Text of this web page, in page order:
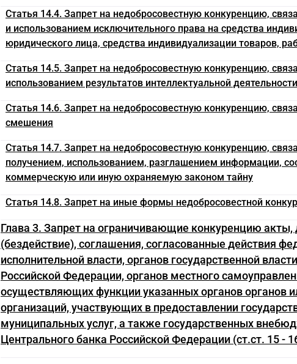
Статья 14.4. Запрет на недобросовестную конкуренцию,
и использованием исключительного права на средства
юридического лица, средства индивидуализации товаров,
Статья 14.5. Запрет на недобросовестную конкуренцию,
использованием результатов интеллектуальной деятельности
Статья 14.6. Запрет на недобросовестную конкуренцию,
смешения
Статья 14.7. Запрет на недобросовестную конкуренцию,
получением, использованием, разглашением информации,
коммерческую или иную охраняемую законом тайну
Статья 14.8. Запрет на иные формы недобросовестной
Глава 3. Запрет на ограничивающие конкуренцию акты,
(бездействие), соглашения, согласованные действия
исполнительной власти, органов государственной
Российской Федерации, органов местного
осуществляющих функции указанных органов органов
организаций, участвующих в предоставлении
муниципальных услуг, а также государственных
Центрального банка Российской Федерации (ст.ст. 15 -